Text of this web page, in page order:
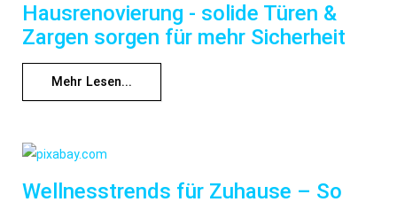
Hausrenovierung - solide Türen &
Zargen sorgen für mehr Sicherheit
Mehr Lesen...
Wellnesstrends für Zuhause – So